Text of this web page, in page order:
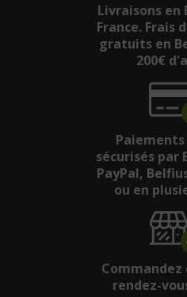
Livraisons en
France. Frais
gratuits en
200€
sécurisés par
PayPal,
ou en
rendez-